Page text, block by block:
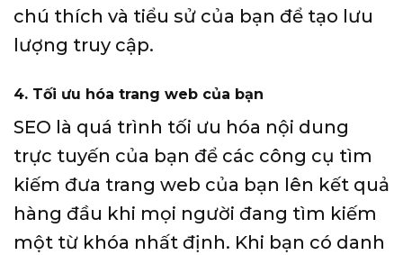
chú thích và tiểu sử của bạn để tạo lưu
lượng truy cập.
4. Tối ưu hóa trang web của bạn
SEO là quá trình tối ưu hóa nội dung
trực tuyến của bạn để các công cụ tìm
kiếm đưa trang web của bạn lên kết quả
hàng đầu khi mọi người đang tìm kiếm
một từ khóa nhất định. Khi bạn có danh